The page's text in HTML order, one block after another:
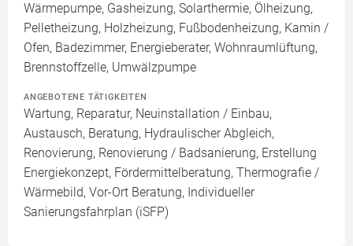
Wärmepumpe, Gasheizung, Solarthermie, Ölheizung,
Pelletheizung, Holzheizung, Fußbodenheizung, Kamin /
Ofen, Badezimmer, Energieberater, Wohnraumlüftung,
Brennstoffzelle, Umwälzpumpe
ANGEBOTENE TÄTIGKEITEN
Wartung, Reparatur, Neuinstallation / Einbau,
Austausch, Beratung, Hydraulischer Abgleich,
Renovierung, Renovierung / Badsanierung, Erstellung
Energiekonzept, Fördermittelberatung, Thermografie /
Wärmebild, Vor-Ort Beratung, Individueller
Sanierungsfahrplan (iSFP)